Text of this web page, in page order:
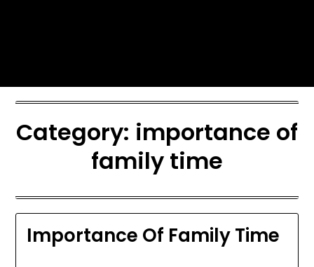
Category: importance of
family time
Importance Of Family Time